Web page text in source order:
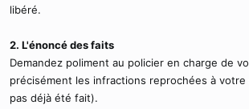
libéré.
2. L'énoncé des faits
Demandez poliment au policier en charge de
précisément les infractions reprochées à votre
pas déjà été fait).